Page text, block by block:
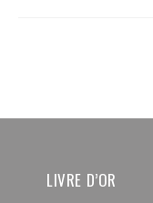
LIVRE D’OR